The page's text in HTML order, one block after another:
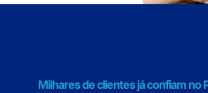
Milhares de clientes já confiam no